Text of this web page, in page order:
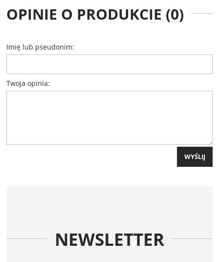
OPINIE O PRODUKCIE (0)
Imię lub pseudonim:
Twoja opinia:
WYŚLIJ
NEWSLETTER